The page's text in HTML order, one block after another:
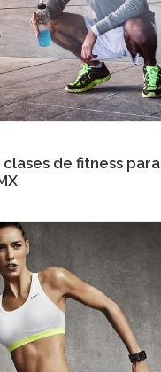
clases de fitness